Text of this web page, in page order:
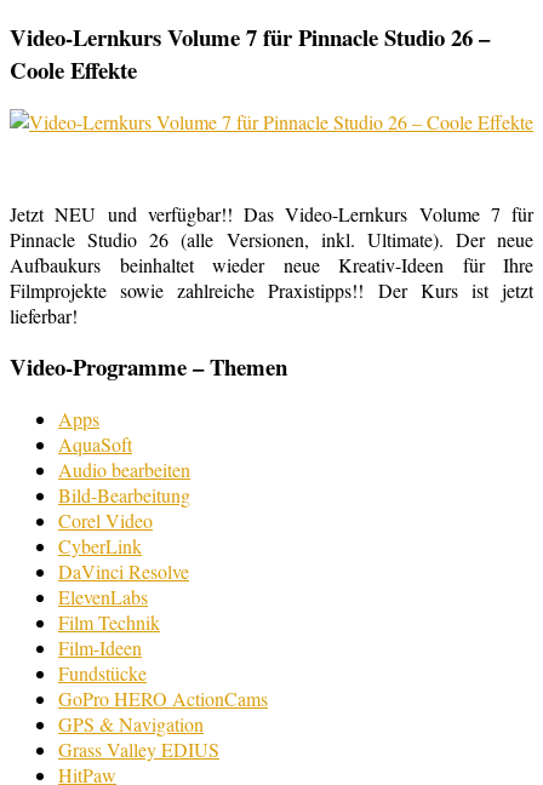
Video-Lernkurs Volume 7 für Pinnacle Studio 26 –
Coole Effekte
Jetzt NEU und verfügbar!! Das Video-Lernkurs Volume 7 für
Pinnacle Studio 26 (alle Versionen, inkl. Ultimate). Der neue
Aufbaukurs beinhaltet wieder neue Kreativ-Ideen für Ihre
Filmprojekte sowie zahlreiche Praxistipps!! Der Kurs ist jetzt
lieferbar!
Video-Programme – Themen
Apps
AquaSoft
Audio bearbeiten
Bild-Bearbeitung
Corel Video
CyberLink
DaVinci Resolve
ElevenLabs
Film Technik
Film-Ideen
Fundstücke
GoPro HERO ActionCams
GPS & Navigation
Grass Valley EDIUS
HitPaw